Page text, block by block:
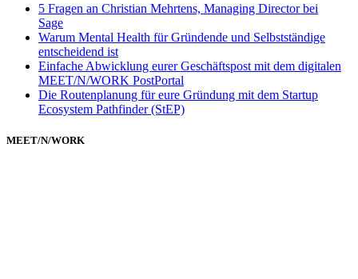
5 Fragen an Christian Mehrtens, Managing Director bei
Sage
Warum Mental Health für Gründende und Selbstständige
entscheidend ist
Einfache Abwicklung eurer Geschäftspost mit dem digitalen
MEET/N/WORK PostPortal
Die Routenplanung für eure Gründung mit dem Startup
Ecosystem Pathfinder (StEP)
MEET/N/WORK